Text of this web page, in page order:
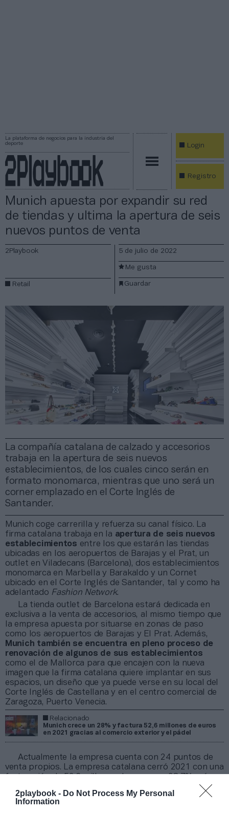
2playbook - Do Not Process My Personal
Information
La plataforma de negocios para la industria del
deporte
Login
Registro
Munich apuesta por expandir su red
de tiendas y ultima la apertura de seis
nuevos puntos de venta
La compañía catalana de calzado y accesorios
trabaja en la apertura de seis nuevos
establecimientos, de los cuales cinco serán en
formato monomarca, mientras que uno será un
corner emplazado en el Corte Inglés de
Santander.
2Playbook
Retail
5 de julio de 2022
Guardar
Me gusta
Munich coge carrerilla y refuerza su canal físico. La
firma catalana trabaja en la apertura de seis nuevos
establecimientos entre los que estarán las tiendas
ubicadas en los aeropuertos de Barajas y el Prat, un
outlet en Viladecans (Barcelona), dos establecimientos
monomarca en Marbella y Barakaldo y un Cornet
ubicado en el Corte Inglés de Santander, tal y como ha
adelantado Fashion Network.
La tienda outlet de Barcelona estará dedicada en
exclusiva a la venta de accesorios, al mismo tiempo que
la empresa apuesta por situarse en zonas de paso
como los aeropuertos de Barajas y El Prat. Además,
Munich también se encuentra en pleno proceso de
renovación de algunos de sus establecimientos
como el de Mallorca para que encajen con la nueva
imagen que la firma catalana quiere implantar en sus
espacios, un diseño que ya puede verse en su local del
Corte Inglés de Castellana y en el centro comercial de
Zaragoza, Puerto Venecia.
Relacionado
Munich crece un 28% y factura 52,6 millones de euros
en 2021 gracias al comercio exterior y el pádel
Actualmente la empresa cuenta con 24 puntos de
venta propios. La empresa catalana cerró 2021 con una
que en 2020. Esta cifra supone un nuevo récord para la
marca de calzado deportivo, que incluso ha dejado
atrás los ingresos de 2019, cuando su volumen de